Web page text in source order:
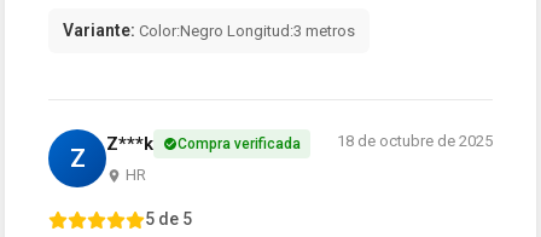
Variante: Color:Negro Longitud:3 metros
Z Z***k Compra verificada
HR
18 de octubre de 2025
5 de 5